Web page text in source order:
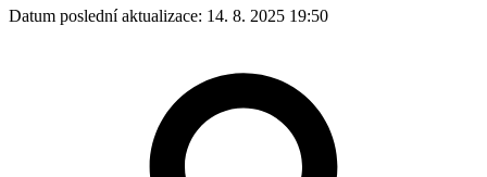
Datum poslední aktualizace: 14. 8. 2025 19:50